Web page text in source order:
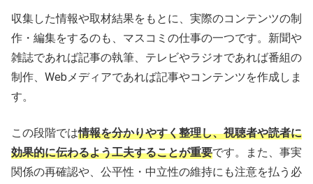
収集した情報や取材結果をもとに、実際のコンテンツの制
作・編集をするのも、マスコミの仕事の一つです。新聞や
雑誌であれば記事の執筆、テレビやラジオであれば番組の
制作、Webメディアであれば記事やコンテンツを作成しま
す。
この段階では情報を分かりやすく整理し、視聴者や読者に
効果的に伝わるよう工夫することが重要です。また、事実
関係の再確認や、公平性・中立性の維持にも注意を払う必